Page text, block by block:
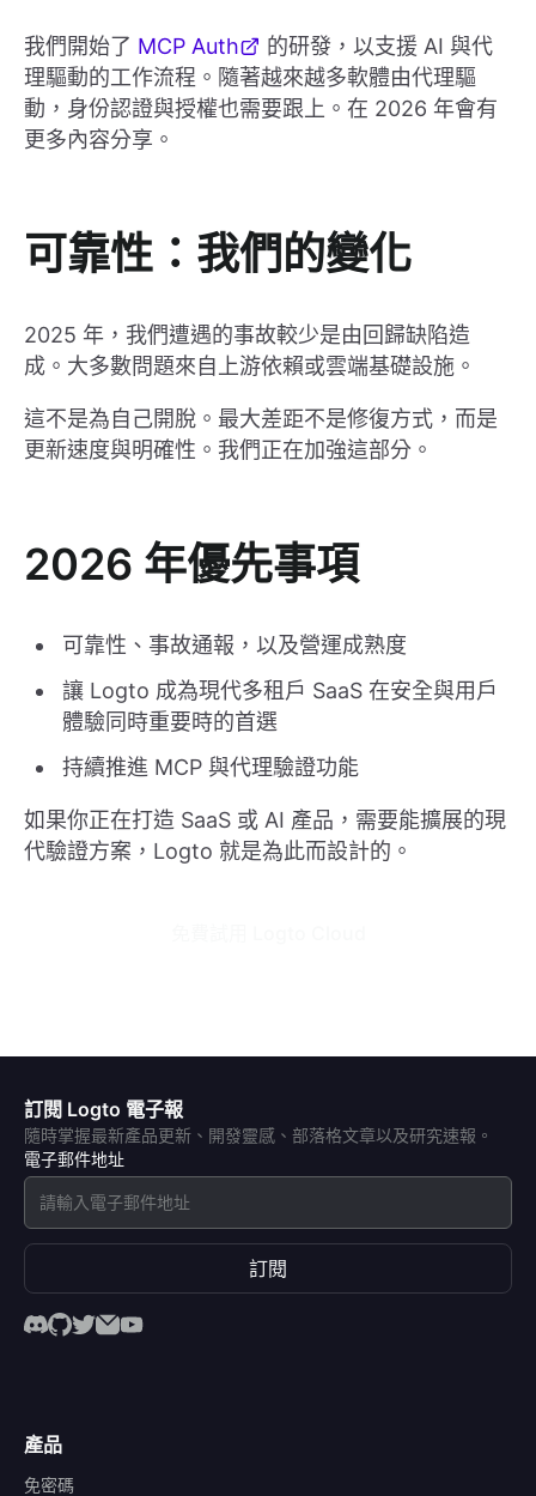
我們開始了 MCP Auth
的研發，以支援 AI 與代
理驅動的工作流程。隨著越來越多軟體由代理驅
動，身份認證與授權也需要跟上。在 2026 年會有
更多內容分享。
可靠性：我們的變化
2025 年，我們遭遇的事故較少是由回歸缺陷造
成。大多數問題來自上游依賴或雲端基礎設施。
這不是為自己開脫。最大差距不是修復方式，而是
更新速度與明確性。我們正在加強這部分。
2026 年優先事項
可靠性、事故通報，以及營運成熟度
讓 Logto 成為現代多租戶 SaaS 在安全與用戶
體驗同時重要時的首選
持續推進 MCP 與代理驗證功能
如果你正在打造 SaaS 或 AI 產品，需要能擴展的現
代驗證方案，Logto 就是為此而設計的。
訂閱 Logto 電子報
隨時掌握最新產品更新、開發靈感、部落格文章以及研究速報。
電子郵件地址
訂閱
產品
免密碼